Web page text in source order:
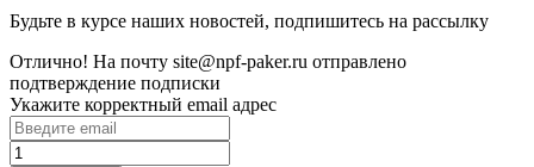
Будьте в курсе наших новостей, подпишитесь на рассылку
Отлично! На почту site@npf-paker.ru отправлено
подтверждение подписки
Укажите корректный email адрес